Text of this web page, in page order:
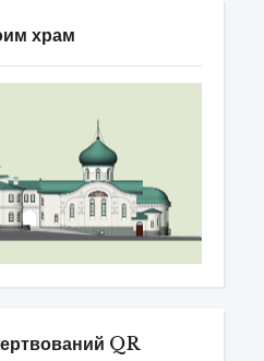
храм
QR